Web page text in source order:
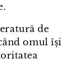
de
omul își